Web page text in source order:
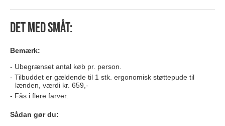
Det med småt:
Bemærk:
Ubegrænset antal køb pr. person.
Tilbuddet er gældende til 1 stk. ergonomisk støttepude til
lænden, værdi kr. 659,-
Fås i flere farver.
Sådan gør du: